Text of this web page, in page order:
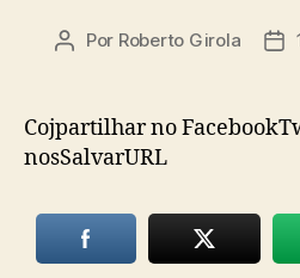
Autor
Por Roberto Girola
Cojpartilhar no
nosSalvarURL